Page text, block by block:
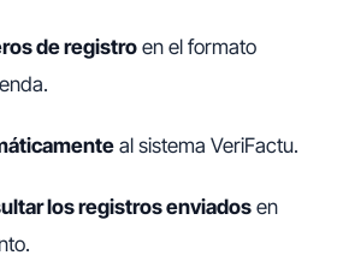
de registroen el formato
al sistema VeriFactu.
los registros enviadosen